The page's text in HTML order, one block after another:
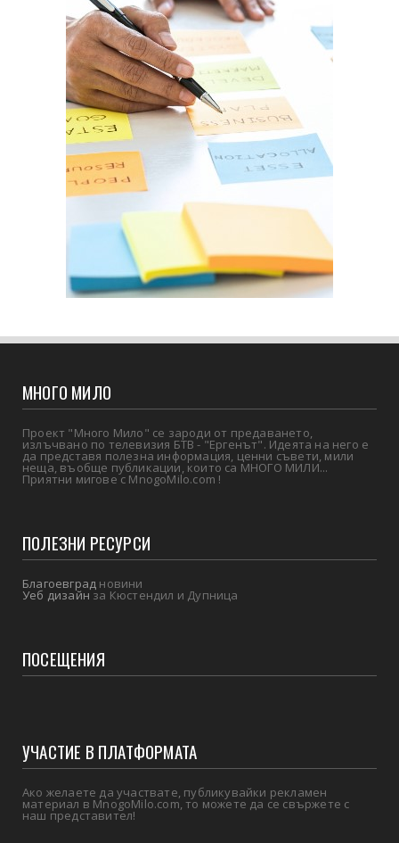
МНОГО МИЛО
Проект "Много Мило" се зароди от предаването,
излъчвано по телевизия БТВ - "Ергенът". Идеята на него е
да представя полезна информация, ценни съвети, мили
неща, въобще публикации, които са МНОГО МИЛИ...
Приятни мигове с MnogoMilo.com !
ПОЛЕЗНИ РЕСУРСИ
Благоевград новини
Уеб дизайнза Кюстендил и Дупница
ПОСЕЩЕНИЯ
УЧАСТИЕ В ПЛАТФОРМАТА
Ако желаете да участвате, публикувайки рекламен
материал в MnogoMilo.com, то можете да се свържете с
наш представител!